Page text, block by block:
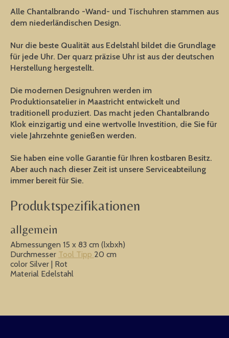
Alle Chantalbrando -Wand- und Tischuhren stammen aus
dem niederländischen Design.
Nur die beste Qualität aus Edelstahl bildet die Grundlage
für jede Uhr. Der quarz präzise Uhr ist aus der deutschen
Herstellung hergestellt.
Die modernen Designuhren werden im
Produktionsatelier in Maastricht entwickelt und
traditionell produziert. Das macht jeden Chantalbrando
Klok einzigartig und eine wertvolle Investition, die Sie für
viele Jahrzehnte genießen werden.
Sie haben eine volle Garantie für Ihren kostbaren Besitz.
Aber auch nach dieser Zeit ist unsere Serviceabteilung
immer bereit für Sie.
Produktspezifikationen
allgemein
Abmessungen 15 x 83 cm (lxbxh)
Durchmesser Tool Tipp 20 cm
color Silver | Rot
Material Edelstahl